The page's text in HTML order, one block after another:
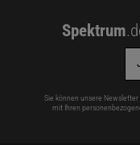
Spektrum
Sie können unsere
mit Ihren